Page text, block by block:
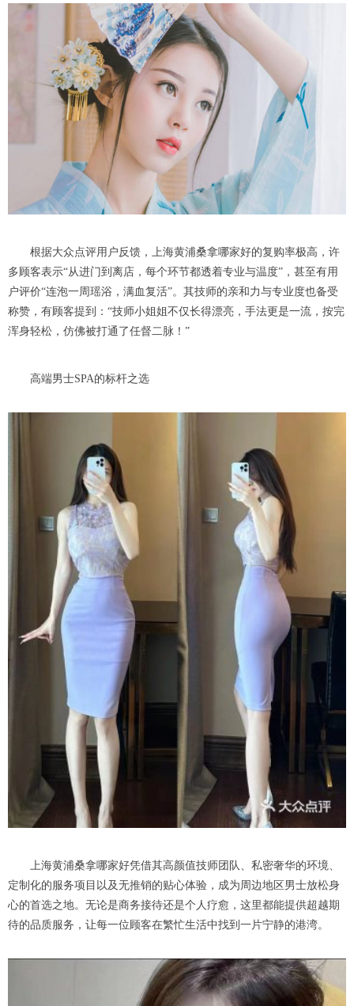
根据大众点评用户反馈，上海黄浦桑拿哪家好的复购率极高，许
多顾客表示“从进门到离店，每个环节都透着专业与温度”，甚至有用
户评价“连泡一周瑶浴，满血复活”。其技师的亲和力与专业度也备受
称赞，有顾客提到：“技师小姐姐不仅长得漂亮，手法更是一流，按完
浑身轻松，仿佛被打通了任督二脉！”
高端男士SPA的标杆之选
上海黄浦桑拿哪家好凭借其高颜值技师团队、私密奢华的环境、
定制化的服务项目以及无推销的贴心体验，成为周边地区男士放松身
心的首选之地。无论是商务接待还是个人疗愈，这里都能提供超越期
待的品质服务，让每一位顾客在繁忙生活中找到一片宁静的港湾。